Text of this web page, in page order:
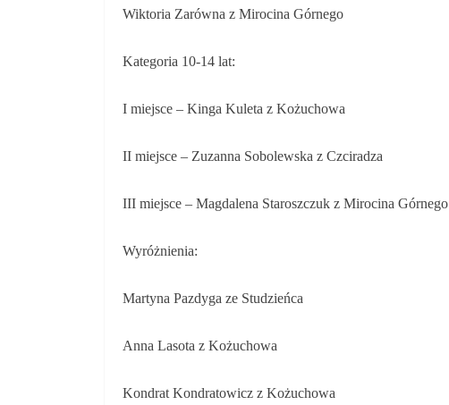
Wiktoria Zarówna z Mirocina Górnego
Kategoria 10-14 lat:
I miejsce – Kinga Kuleta z Kożuchowa
II miejsce – Zuzanna Sobolewska z Czciradza
III miejsce – Magdalena Staroszczuk z Mirocina Górnego
Wyróżnienia:
Martyna Pazdyga ze Studzieńca
Anna Lasota z Kożuchowa
Kondrat Kondratowicz z Kożuchowa